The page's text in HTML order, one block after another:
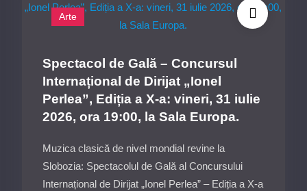
„Ionel
Centrului
iulie
2026
ora
Arte
Spectacol de Gală – Concursul
Internațional de Dirijat „Ionel
Perlea”, Ediția a X-a: vineri, 31 iulie
2026, ora 19:00, la Sala Europa.
Muzica clasică de nivel mondial revine la
Slobozia: Spectacolul de Gală al Concursului
Internațional de Dirijat „Ionel Perlea” – Ediția a X-a